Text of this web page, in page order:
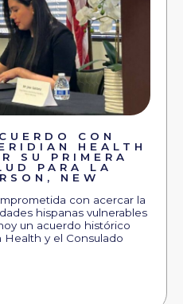
CON
HEALTH
SU PRIMERA
PARA LA
NEW
con acercar la
hispanas vulnerables
un acuerdo histórico
y el Consulado